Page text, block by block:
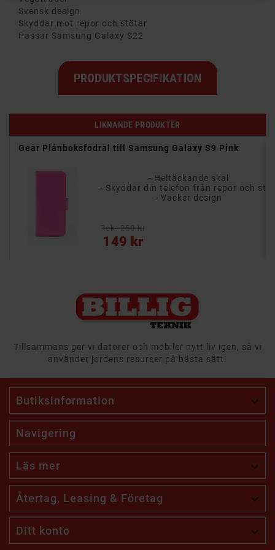
Svensk design
Skyddar mot repor och stötar
Passar Samsung Galaxy S22
PRODUKTSPECIFIKATION
LIKNANDE PRODUKTER
Gear Plånboksfodral till Samsung Galaxy S9 Pink
- Heltäckande skal
- Vacker design
149 kr
Pris
Tillsammans ger vi datorer och mobiler nytt liv igen, så vi
använder jordens resurser på bästa sätt!
Butiksinformation 
Navigering
Läs mer 
Återtag, Leasing & Företag 
Ditt konto 